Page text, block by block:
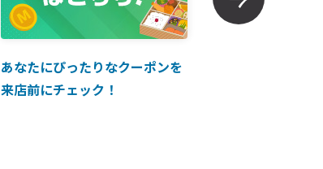
あなたにぴったりなクーポンを
来店前にチェック！